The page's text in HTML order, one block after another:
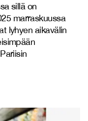
sillä on
marraskuussa
lyhyen aikavälin